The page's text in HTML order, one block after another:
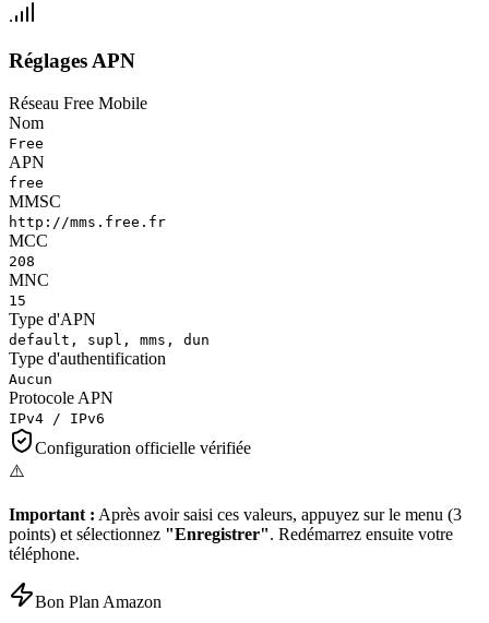
Réglages APN
Réseau Free Mobile
Nom
Free
APN
free
MMSC
http://mms.free.fr
MCC
208
MNC
15
Type d'APN
default, supl, mms, dun
Type d'authentification
Aucun
Protocole APN
IPv4 / IPv6
Configuration officielle vérifiée
⚠️
Important : Après avoir saisi ces valeurs, appuyez sur le menu (3
points) et sélectionnez "Enregistrer". Redémarrez ensuite votre
téléphone.
Bon Plan Amazon